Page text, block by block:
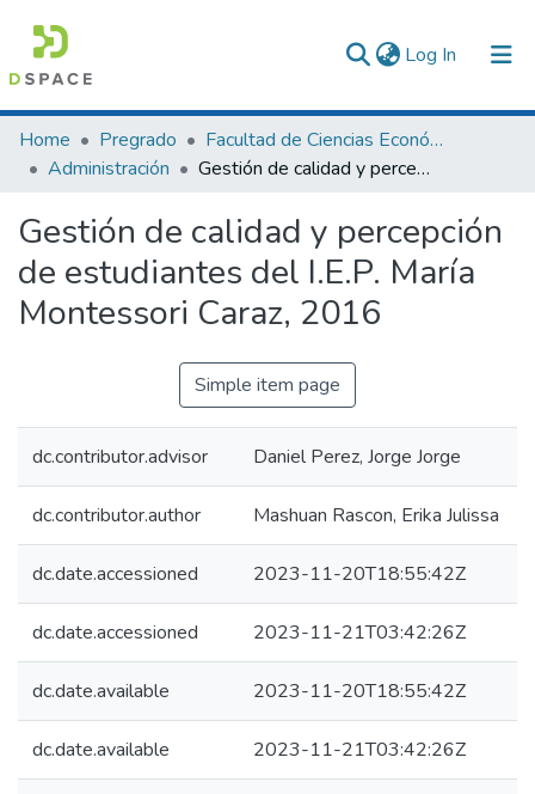
Log In (current)
Communities & Collections
All of DSpace
Statistics
Home Pregrado
Facultad de Ciencias Económicas y Administrativas
Administración
Gestión de calidad y percepción de estudiantes del I.E.P. María Montessori Caraz, 2016
Gestión de calidad y percepción
de estudiantes del I.E.P. María
Montessori Caraz, 2016
Simple item page
dc.contributor.advisor Daniel Perez, Jorge Jorge
dc.contributor.author Mashuan Rascon, Erika Julissa
dc.date.accessioned 2023-11-20T18:55:42Z
dc.date.accessioned 2023-11-21T03:42:26Z
dc.date.available 2023-11-20T18:55:42Z
dc.date.available 2023-11-21T03:42:26Z